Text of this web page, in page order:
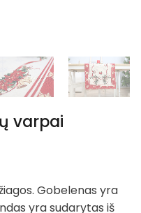
varpai
Gobelenas yra
yra sudarytas iš